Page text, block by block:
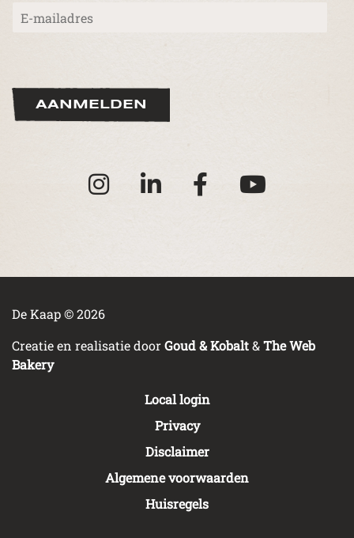
m
l
*
AANMELDEN
De Kaap © 2026
Creatie en realisatie doorGoud & Kobalt&The Web
Bakery
Local login
Privacy
Disclaimer
Algemene voorwaarden
Huisregels